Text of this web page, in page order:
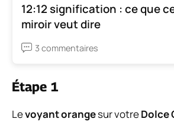
12:12 signification : ce que
miroir veut dire
3 commentaires
Étape 1
Levoyant orangesur votreDolce